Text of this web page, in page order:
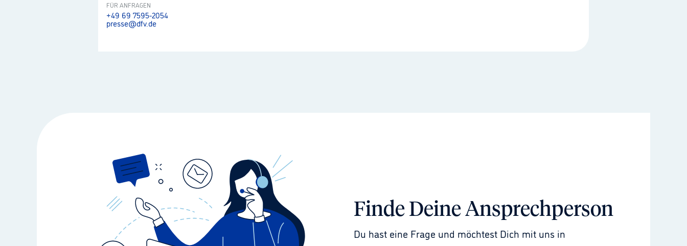
FÜR ANFRAGEN
+49 69 7595-2054
presse@dfv.de
Finde Deine Ansprechperson
Du hast eine Frage und möchtest Dich mit uns in